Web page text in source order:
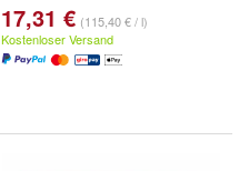
17,31 € (115,40 € / l)
Kostenloser Versand